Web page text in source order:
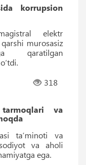
korrupsion
elektr
murosasiz
qaratilgan
318
va
ta’minoti va
va aholi
ega.